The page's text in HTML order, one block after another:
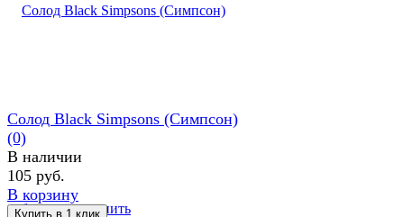
избранное сравнить
Солод Black Simpsons (Симпсон)
(0)
В наличии
105 руб.
В корзину